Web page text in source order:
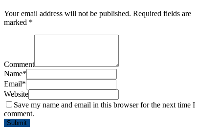
Your email address will not be published. Required fields are
marked *
Comment
Name*
Email*
Website
Save my name and email in this browser for the next time I
comment.